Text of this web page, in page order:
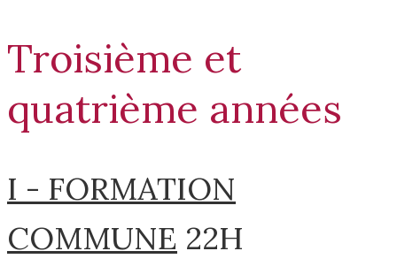
Troisième et
quatrième années
I - FORMATION
COMMUNE 22H